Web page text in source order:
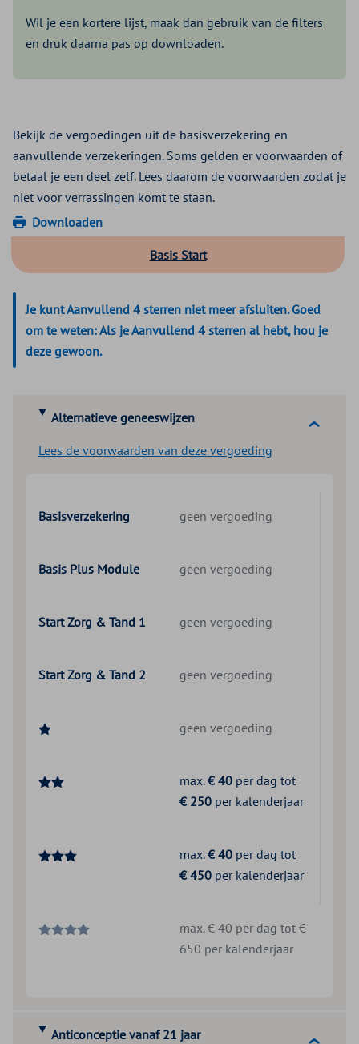
Wil je een kortere lijst, maak dan gebruik van de filters
en druk daarna pas op downloaden.
Bekijk de vergoedingen uit de basisverzekering en
aanvullende verzekeringen. Soms gelden er voorwaarden of
betaal je een deel zelf. Lees daarom de voorwaarden zodat je
niet voor verrassingen komt te staan.
Downloaden
Basis Start
Je kunt Aanvullend 4 sterren niet meer afsluiten. Goed
om te weten: Als je Aanvullend 4 sterren al hebt, hou je
deze gewoon.
Alternatieve geneeswijzen
Lees de voorwaarden van deze vergoeding
Basisverzekering geen vergoeding
Basis Plus Module geen vergoeding
Start Zorg & Tand 1 geen vergoeding
Start Zorg & Tand 2 geen vergoeding
geen vergoeding
max.€ 40 per dag tot
€ 250 per kalenderjaar
max.€ 40 per dag tot
€ 450 per kalenderjaar
max. € 40 per dag tot €
650 per kalenderjaar
Anticonceptie vanaf 21 jaar